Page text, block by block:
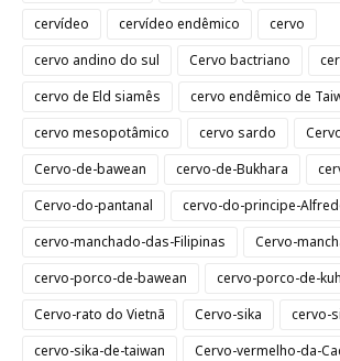
cervídeo
cervídeo endêmico
cervo
cervo andino do sul
Cervo bactriano
cervo de Eld siamês
cervo endêmico de
cervo mesopotâmico
cervo sardo
Cervo-de-bawean
cervo-de-Bukhara
Cervo-do-pantanal
cervo-do-principe-
cervo-manchado-das-Filipinas
Cervo-
cervo-porco-de-bawean
cervo-porco-de-
Cervo-rato do Vietnã
Cervo-sika
cervo-
cervo-sika-de-taiwan
Cervo-vermelho-da-